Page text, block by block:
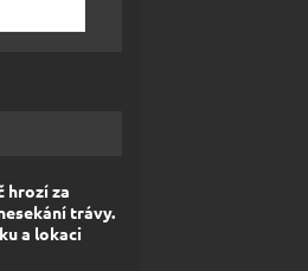
hrozí za
trávy.
a lokaci